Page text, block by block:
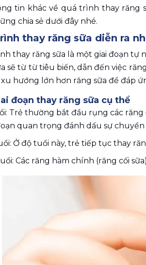
tin khác về quá trình thay răng
chia sẻ dưới đây nhé.
thay răng sữa diễn ra
thay răng sữa là một giai đoạn tự
sẽ từ từ tiêu biến, dẫn đến việc
xu hướng lớn hơn răng sữa để đáp
đoạn thay răng sữa cụ thể
Trẻ thường bắt đầu rụng các
quan trọng đánh dấu sự
Ở độ tuổi này, trẻ tiếp tục thay
Các răng hàm chính (răng cối